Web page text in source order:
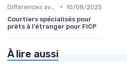
• 10/08/2025
Courtiers spécialisés pour
prêts à l'étranger pour FICP
À lire aussi